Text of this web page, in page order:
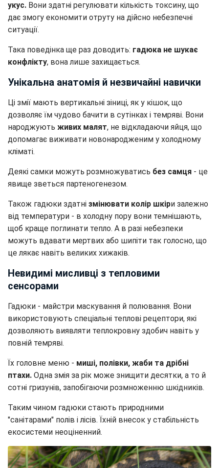
укус. Вони здатні регулювати кількість токсину, що
дає змогу економити отруту на дійсно небезпечні
ситуації.
Така поведінка ще раз доводить: гадюка не шукає
конфлікту, вона лише захищається.
Унікальна анатомія й незвичайні навички
Ці змії мають вертикальні зіниці, як у кішок, що
дозволяє їм чудово бачити в сутінках і темряві. Вони
народжують живих малят, не відкладаючи яйця, що
допомагає виживати новонародженим у холодному
кліматі.
Деякі самки можуть розмножуватись без самця - це
явище зветься партеногенезом.
Також гадюки здатні змінювати колір шкіри залежно
від температури - в холодну пору вони темнішають,
щоб краще поглинати тепло. А в разі небезпеки
можуть вдавати мертвих або шипіти так голосно, що
це лякає навіть великих хижаків.
Невидимі мисливці з тепловими
сенсорами
Гадюки - майстри маскування й полювання. Вони
використовують спеціальні теплові рецептори, які
дозволяють виявляти теплокровну здобич навіть у
повній темряві.
Їх головне меню - миші, полівки, жаби та дрібні
птахи. Одна змія за рік може знищити десятки, а то й
сотні гризунів, запобігаючи розмноженню шкідників.
Таким чином гадюки стають природними
"санітарами" полів і лісів. Їхній внесок у стабільність
екосистеми неоціненний.